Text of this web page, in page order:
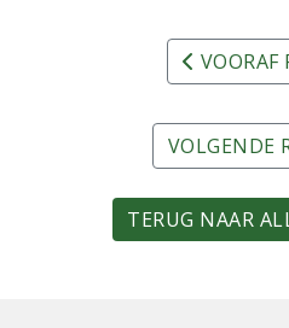
VOORAF
VOLGENDE
TERUG NAAR